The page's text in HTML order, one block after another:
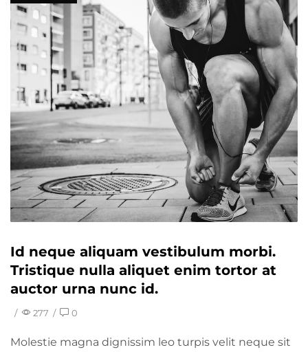
Id neque aliquam vestibulum morbi.
Tristique nulla aliquet enim tortor at
auctor urna nunc id.
/ 277 / 0
Molestie magna dignissim leo turpis velit neque sit